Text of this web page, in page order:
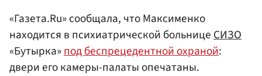
«Газета.Ru» сообщала, что Максименко
находится в психиатрической больницеСИЗО
«Бутырка»под беспрецедентной охраной:
двери его камеры-палаты опечатаны.